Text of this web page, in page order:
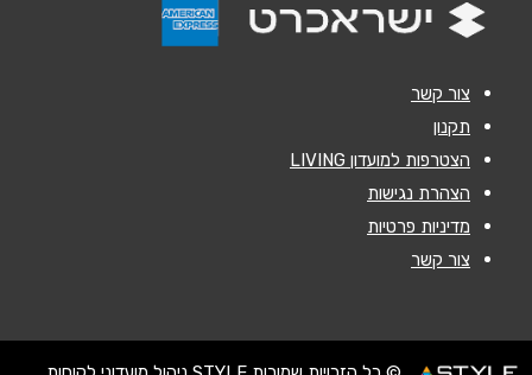
צור קשר
תקנון
הצטרפות למועדון LIVING
הצהרת נגישות
מדיניות פרטיות
צור קשר